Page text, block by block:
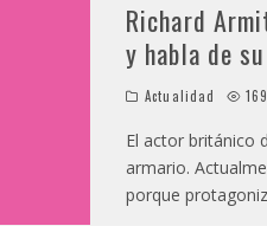
Richard
y habla de
Actualidad
El actor británico
armario.
porque